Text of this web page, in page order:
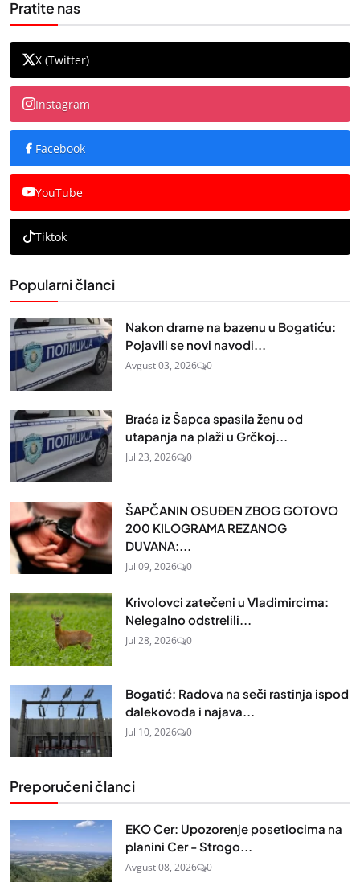
Pratite nas
X (Twitter)
Instagram
Facebook
YouTube
Tiktok
Popularni članci
Nakon drame na bazenu u Bogatiću:
Pojavili se novi navodi...
Avgust 03, 2026 0
Braća iz Šapca spasila ženu od
utapanja na plaži u Grčkoj...
Jul 23, 2026 0
ŠAPČANIN OSUĐEN ZBOG GOTOVO
200 KILOGRAMA REZANOG
DUVANA:...
Jul 09, 2026 0
Krivolovci zatečeni u Vladimircima:
Nelegalno odstrelili...
Jul 28, 2026 0
Bogatić: Radova na seči rastinja ispod
dalekovoda i najava...
Jul 10, 2026 0
Preporučeni članci
EKO Cer: Upozorenje posetiocima na
planini Cer - Strogo...
Avgust 08, 2026 0